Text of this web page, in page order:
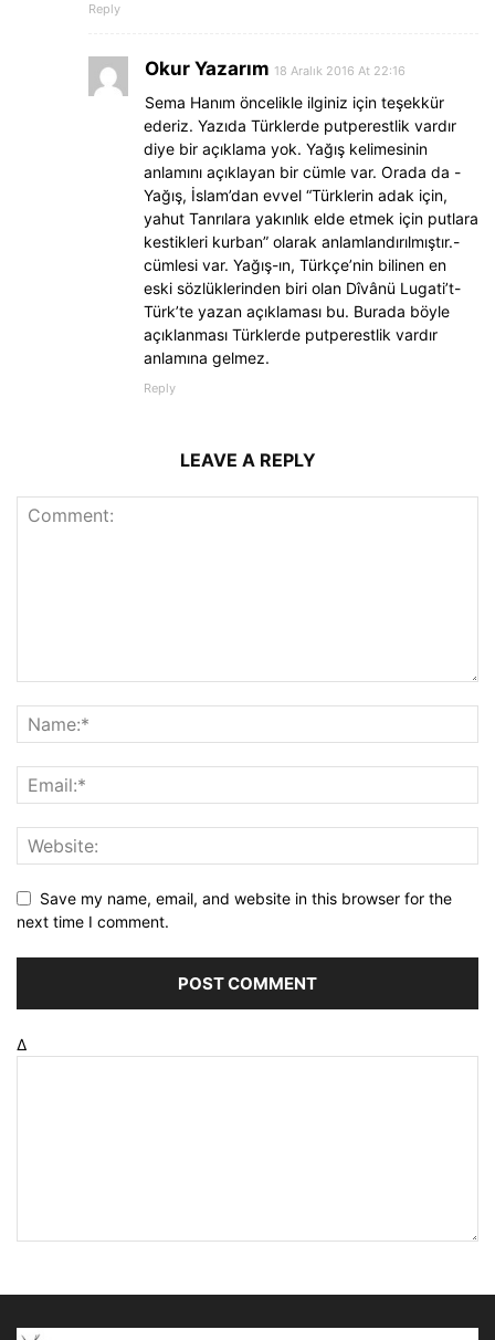
Reply
Okur Yazarım 18 Aralık 2016 At 22:16
Sema Hanım öncelikle ilginiz için teşekkür
ederiz. Yazıda Türklerde putperestlik vardır
diye bir açıklama yok. Yağış kelimesinin
anlamını açıklayan bir cümle var. Orada da -
Yağış, İslam’dan evvel “Türklerin adak için,
yahut Tanrılara yakınlık elde etmek için putlara
kestikleri kurban” olarak anlamlandırılmıştır.-
cümlesi var. Yağış-ın, Türkçe’nin bilinen en
eski sözlüklerinden biri olan Dîvânü Lugati’t-
Türk’te yazan açıklaması bu. Burada böyle
açıklanması Türklerde putperestlik vardır
anlamına gelmez.
Reply
LEAVE A REPLY
Save my name, email, and website in this browser for the
next time I comment.
Δ